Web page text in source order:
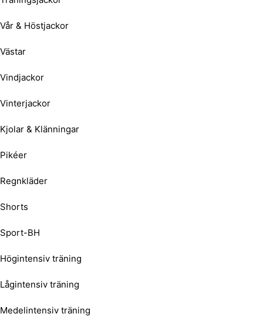
Vår & Höstjackor
Västar
Vindjackor
Vinterjackor
Kjolar & Klänningar
Pikéer
Regnkläder
Shorts
Sport-BH
Högintensiv träning
Lågintensiv träning
Medelintensiv träning